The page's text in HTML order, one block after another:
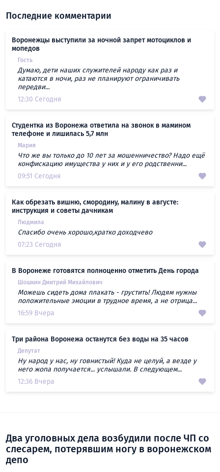
Последние комментарии
Воронежцы выступили за ночной запрет мотоциклов и
мопедов
Гость
Думаю, дети наших служителей народу как раз и
катаются в ночи, раз не планируют ограничивать
передви...
12:30 Сегодня
Студентка из Воронежа ответила на звонок в мамином
телефоне и лишилась 5,7 млн
Мария
Что же вы только до 10 лет за мошенничество? Надо ещё
конфискацию имущества у них и у его родственни...
09:51 Сегодня
Как обрезать вишню, смородину, малину в августе:
инструкция и советы дачникам
Людмила
Спасибо очень хорошо,кратко доходчево
07:23 Сегодня
В Воронеже готовятся полноценно отметить День города
Шошкин Дмитрий Михайлович
Можешь сидеть дома плакать - грустить! Людям нужны
положительные эмоции в трудное время, а не отрица...
16:59 Вчера
Три района Воронежа останутся без воды на 35 часов
Депутат
Ну народ у нас, ну говнистый! Куда не целуй, а везде у
него жопа получается... услышали. В следующем...
12:36 Вчера
Два уголовных дела возбудили после ЧП со
слесарем, потерявшим ногу в воронежском
депо